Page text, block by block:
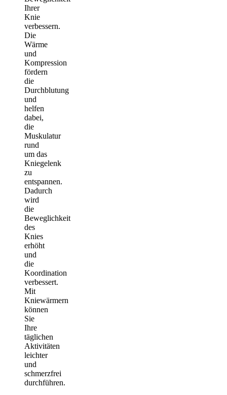
Ihrer
Knie
verbessern.
Die
Wärme
und
Kompression
fördern
die
Durchblutung
und
helfen
dabei,
die
Muskulatur
rund
um das
Kniegelenk
zu
entspannen.
Dadurch
wird
die
Beweglichkeit
des
Knies
erhöht
und
die
Koordination
verbessert.
Mit
Kniewärmern
können
Sie
Ihre
täglichen
Aktivitäten
leichter
und
schmerzfrei
durchführen.